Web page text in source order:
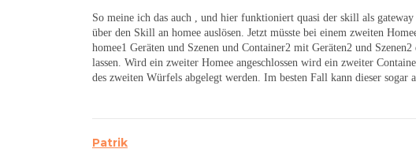
So meine ich das auch , und hier funktioniert quasi der skill als
über den Skill an homee auslösen. Jetzt müsste bei einem zweiten
homee1 Geräten und Szenen und Container2 mit Geräten2 und
lassen. Wird ein zweiter Homee angeschlossen wird ein zweiter
des zweiten Würfels abgelegt werden. Im besten Fall kann dieser
Patrik